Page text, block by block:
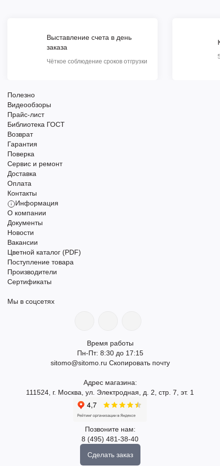
Выставление счета в день
заказа
Чёткое соблюдение сроков отгрузки
Полезно
Видеообзоры
Прайс-лист
Библиотека ГОСТ
Возврат
Гарантия
Поверка
Сервис и ремонт
Доставка
Оплата
Контакты
Информация
О компании
Документы
Новости
Вакансии
Цветной каталог (PDF)
Поступление товара
Производители
Сертификаты
Мы в соцсетях
Время работы
Пн-Пт: 8:30 до 17:15
sitomo@sitomo.ru Скопировать почту
Адрес магазина:
111524, г. Москва, ул. Электродная, д. 2, стр. 7, эт. 1
Позвоните нам:
8 (495) 481-38-40
Сделать заказ